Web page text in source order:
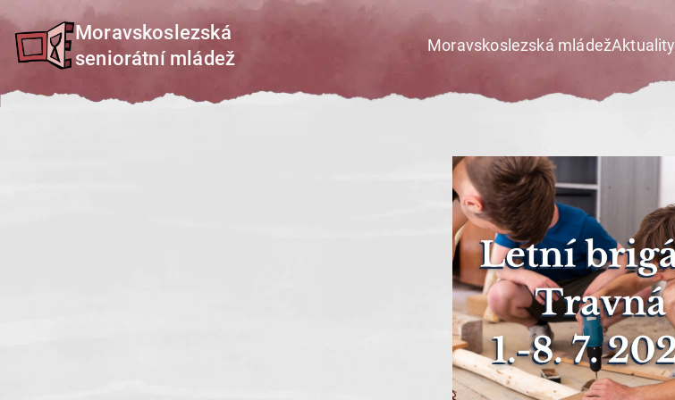
Přeskočit
na
Moravskoslezská
seniorátní mládež
Moravskoslezská mládežAktuality